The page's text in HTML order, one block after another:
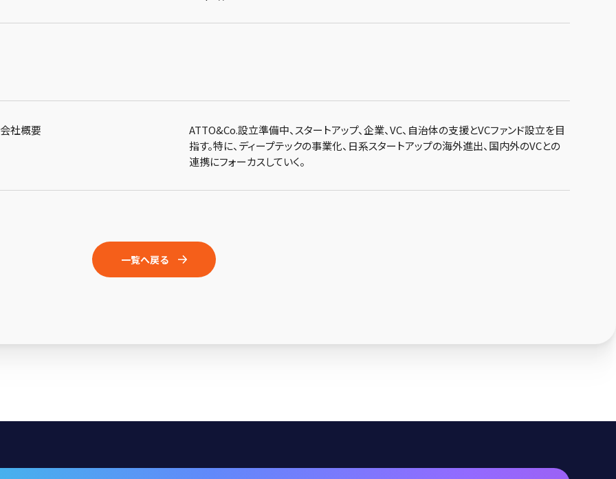
会社概要
ATTO&Co.設立準備中、スタートアップ、企業、VC、自治体の支援とVCファンド設立を目
指す。特に、ディープテックの事業化、日系スタートアップの海外進出、国内外のVCとの
連携にフォーカスしていく。
一覧へ戻る